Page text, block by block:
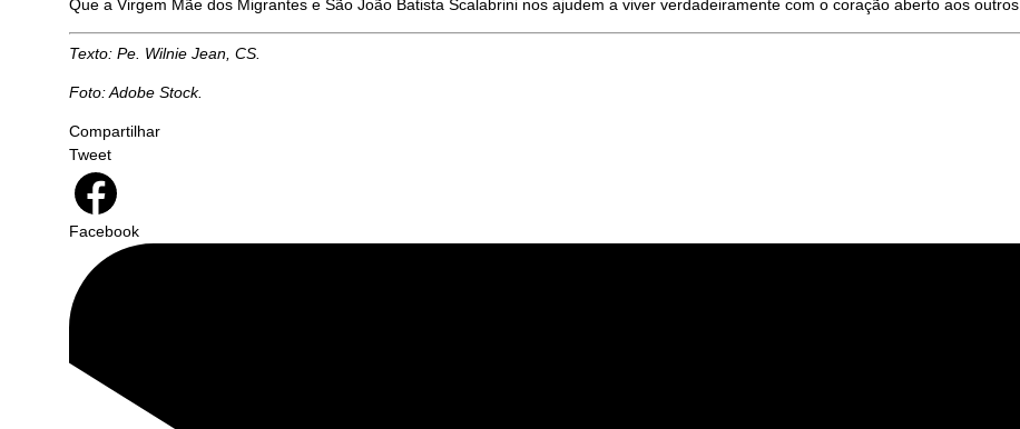
Que a Virgem Mãe dos Migrantes e São João Batista Scalabrini nos ajudem a viver verdadeiramente com o coração aberto aos outros.
Texto: Pe. Wilnie Jean, CS.
Foto: Adobe Stock.
Compartilhar
Tweet
Facebook